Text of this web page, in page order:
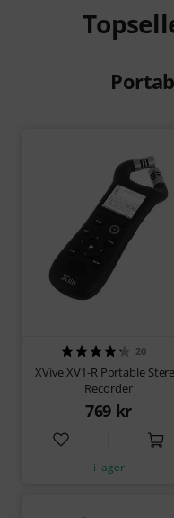
20
XVive XV1-R Portable
Recorder
769 kr
i lager